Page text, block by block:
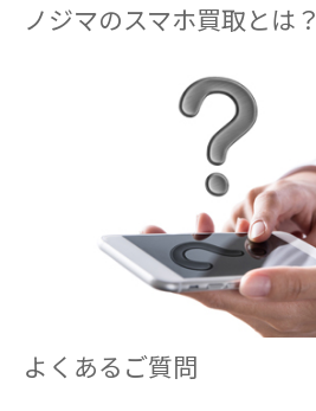
ノジマのスマホ買取とは？
よくあるご質問